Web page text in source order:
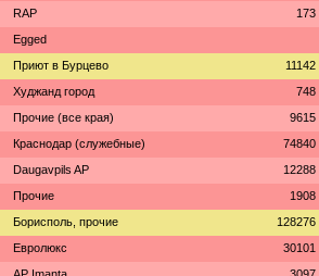
RAP 173
Egged
Приют в Бурцево 11142
Худжанд город 748
Прочие (все края) 9615
Краснодар (служебные) 74840
Daugavpils AP 12288
Прочие 1908
Борисполь, прочие 128276
Евролюкс 30101